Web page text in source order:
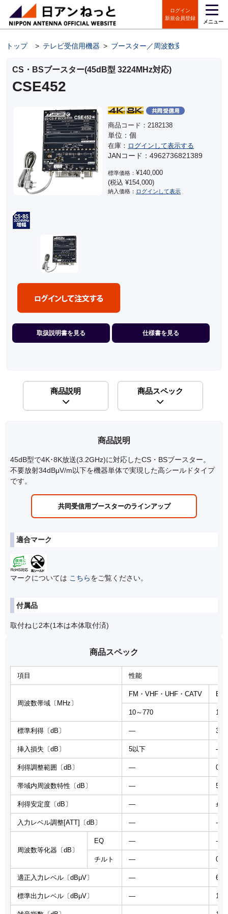
ログイン
新規会員登録
メニュー
トップ > テレビ受信用機器 > ブースター／周波数変換装置
CS・BSブースター(45dB型 3224MHz対応)
CSE452
商品コード：2182138
単位：個
在庫： ログインして表示する
JANコード：4962736821389
標準価格： ¥140,000
(税込 ¥154,000)
納入価格： ログインして表示
取扱説明書を見る 仕様書を見る
商品説明 商品スペック
商品説明
45dB型で4K･8K放送(3.2GHz)に対応したCS・BSブースター。
不要放射34dBμV/m以下を機器単体で実現した高シールドタイプ
です。
共同受信用ブースターのラインアップ
適合マーク
マークについては こちらをご覧ください。
付属品
取付ねじ2本(1本は本体取付済)
商品スペック
項目 性能
周波数帯域〔MHz〕
FM・VHF・UHF・CATV BS
10～770
標準利得〔dB〕 ― 35/
挿入損失〔dB〕 5以下 ―
利得調整範囲〔dB〕 ― 0～
帯域内周波数特性〔dB〕 ― 5.0
利得安定度〔dB〕 ― ±3.0
入力レベル調整[ATT]〔dB〕 ― -
周波数等化器〔dB〕
EQ ― -8
チルト ― 0～
適正入力レベル〔dBμV〕 ― 68
標準出力レベル〔dBμV〕 ―